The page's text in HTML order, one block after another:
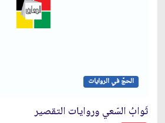
الحجّ في الروايات
ثَوابُ السّعي وروايات التقصير